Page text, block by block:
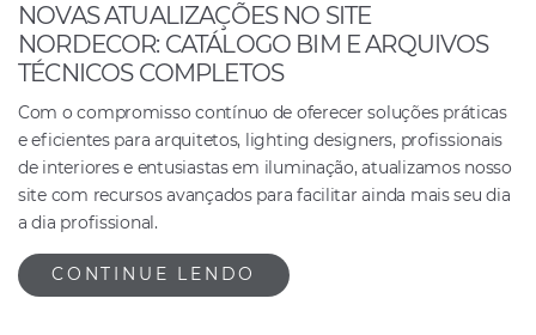
NOVAS ATUALIZAÇÕES NO SITE
NORDECOR: CATÁLOGO BIM E ARQUIVOS
TÉCNICOS COMPLETOS
Com o compromisso contínuo de oferecer soluções práticas
e eficientes para arquitetos, lighting designers, profissionais
de interiores e entusiastas em iluminação, atualizamos nosso
site com recursos avançados para facilitar ainda mais seu dia
a dia profissional.
CONTINUE LENDO